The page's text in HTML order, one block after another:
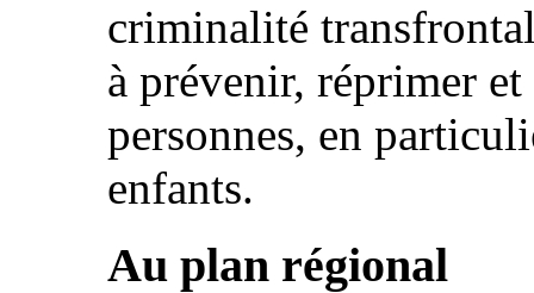
criminalité
à prévenir, réprimer
personnes, en
enfants.
Au plan régional